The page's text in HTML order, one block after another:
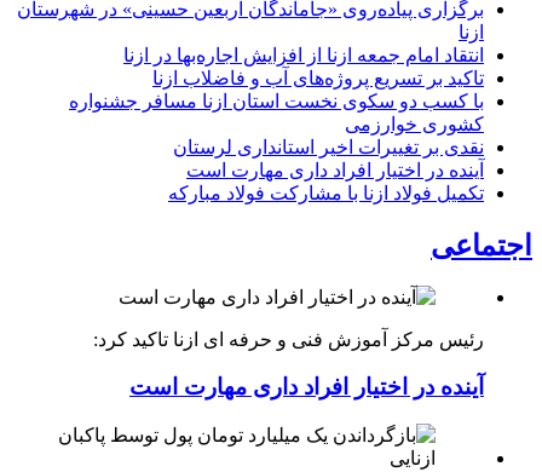
برگزاری پیاده‌روی «جاماندگان اربعین حسینی» در شهرستان
ازنا
انتقاد امام جمعه ازنا از افزایش اجاره‌بها در ازنا
تاکید بر تسریع پروژه‌های آب و فاضلاب ازنا
با کسب دو سکوی نخست استان ازنا مسافر جشنواره
کشوری خوارزمی
نقدی بر تغییرات اخیر استانداری لرستان
آینده در اختیار افراد داری مهارت است
تکمیل فولاد ازنا با مشارکت فولاد مبارکه
اجتماعی
رئیس مرکز آموزش فنی و حرفه ای ازنا تاکید کرد:
آینده در اختیار افراد داری مهارت است